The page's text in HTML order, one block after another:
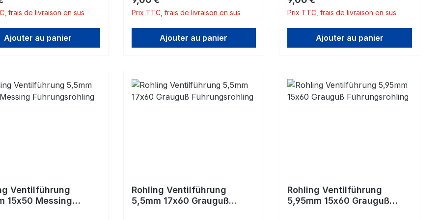
Kontur abgedreht
H7 Material: Grauguß
Legierung mit sehr
(ähnlich
eignet sich durch seine
und
frais de livraison en sus
Ajouter au panier
entsprechende Kontur abgedreht
werden.Innendurchmesser:
4,5mm H7Material: Grauguß
Grauguss-Legierung mit sehr
mit Lamellengraphit (ähnlich
GG25) eignet sich durch seine
gute Wärmeleitfähigkeit und
Prix TTC, frais de livraison en sus
Ajouter au panier
entsprechende Kontur abgedreht
werden.Innendurchmesser: 4mm
H7 Material: Grauguß Grauguss-
Legierung mit sehr guter
GG25) eignet sich durch seine
gute Wärmeleitfähigkeit und
seine vortheilhaften
Prix TTC, frais de livraison en sus
Ajouter au panier
Ventilführung
15x50 Messing
Rohling Ventilführung
5,5mm 17x60 Grauguß
Rohling Ventilführung
5,95mm 15x60 Grauguß